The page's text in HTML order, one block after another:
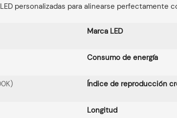
personalizadas para alinearse perfectamente
Marca LED
Consumo de energía
Índice de reproducción
Longitud